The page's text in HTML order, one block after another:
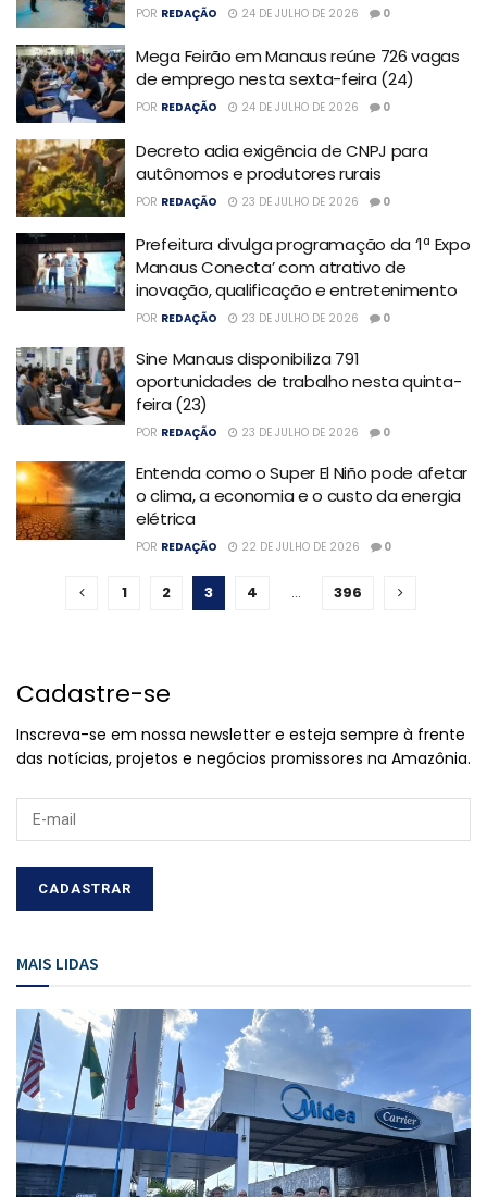
POR REDAÇÃO 24 DE JULHO DE 2026 0
Mega Feirão em Manaus reúne 726 vagas
de emprego nesta sexta-feira (24)
POR REDAÇÃO 24 DE JULHO DE 2026 0
Decreto adia exigência de CNPJ para
autônomos e produtores rurais
POR REDAÇÃO 23 DE JULHO DE 2026 0
Prefeitura divulga programação da ‘1ª Expo
Manaus Conecta’ com atrativo de
inovação, qualificação e entretenimento
POR REDAÇÃO 23 DE JULHO DE 2026 0
Sine Manaus disponibiliza 791
oportunidades de trabalho nesta quinta-
feira (23)
POR REDAÇÃO 23 DE JULHO DE 2026 0
Entenda como o Super El Niño pode afetar
o clima, a economia e o custo da energia
elétrica
POR REDAÇÃO 22 DE JULHO DE 2026 0
1 2 3 4 … 396
Cadastre-se
Inscreva-se em nossa newsletter e esteja sempre à frente
das notícias, projetos e negócios promissores na Amazônia.
MAIS LIDAS